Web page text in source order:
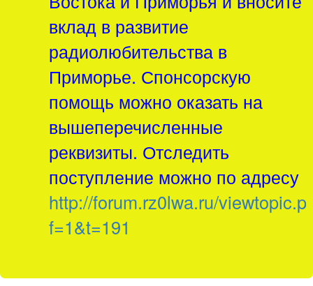
вклад в развитие
радиолюбительства в
Приморье. Спонсорскую
помощь можно оказать на
вышеперечисленные
реквизиты. Отследить
поступление можно по адресу
http://forum.rz0lwa.ru/
f=1&t=191